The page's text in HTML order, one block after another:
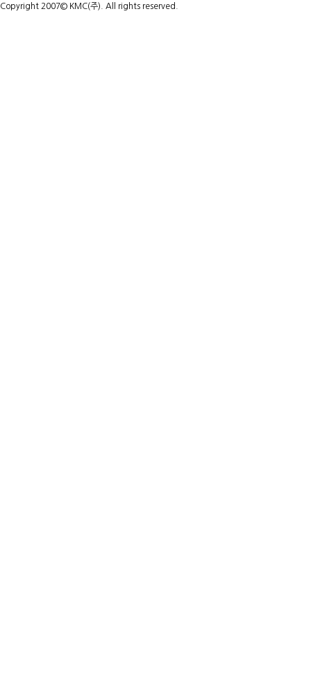
Copyright 2007© KMC(주). All rights reserved.